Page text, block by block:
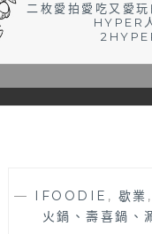
二枚愛拍愛吃又愛
HYPER
— IFOODIE , 歇業 ,
火鍋、壽喜鍋、